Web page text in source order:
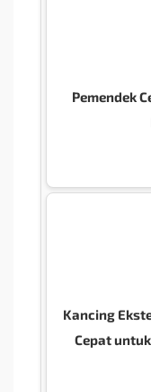
Pemendek
Kancing
Cepat